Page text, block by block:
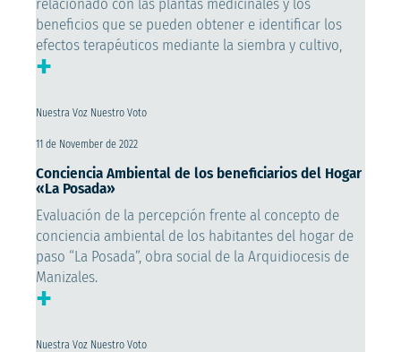
relacionado con las plantas medicinales y los
beneficios que se pueden obtener e identificar los
efectos terapéuticos mediante la siembra y cultivo,
+
Nuestra Voz Nuestro Voto
11 de November de 2022
Conciencia Ambiental de los beneficiarios del Hogar
«La Posada»
Evaluación de la percepción frente al concepto de
conciencia ambiental de los habitantes del hogar de
paso “La Posada”, obra social de la Arquidiocesis de
Manizales.
+
Nuestra Voz Nuestro Voto